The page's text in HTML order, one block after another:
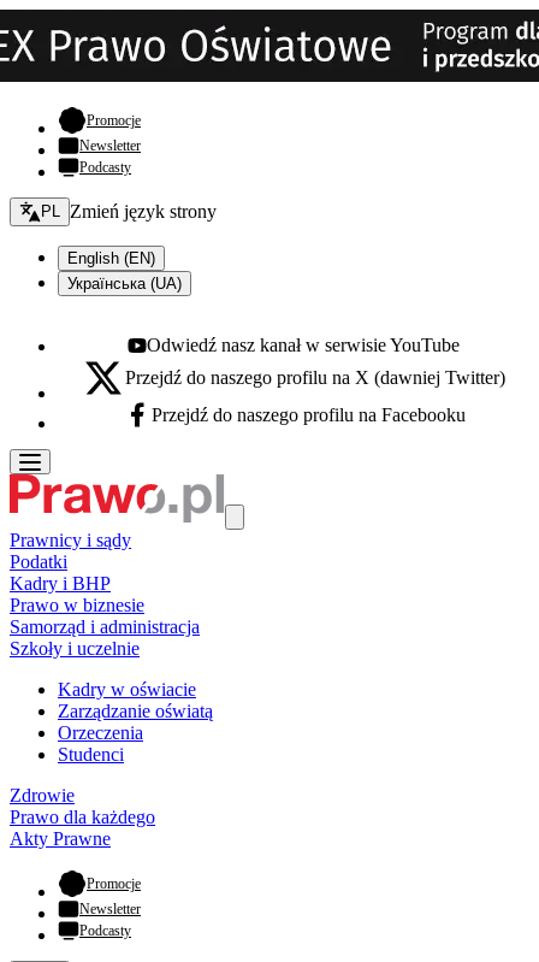
Promocje- otwiera się w nowej karcie
Newsletter
Podcasty
Zmień język - bieżący:
PL Zmień język strony
English (EN)
Українська (UA)
Youtube - otwiera się w nowej karcie
Odwiedź nasz kanał w serwisie YouTube
X - otwiera się w nowej karcie
Przejdź do naszego profilu na X (dawniej Twitter)
Facebook - otwiera się w nowej karcie
Przejdź do naszego profilu na Facebooku
Prawnicy i sądy
Podatki
Kadry i BHP
Prawo w biznesie
Samorząd i administracja
Szkoły i uczelnie
Kadry w oświacie
Zarządzanie oświatą
Orzeczenia
Studenci
Zdrowie
Prawo dla każdego
Akty Prawne
Promocje- otwiera się w nowej karcie
Newsletter
Podcasty